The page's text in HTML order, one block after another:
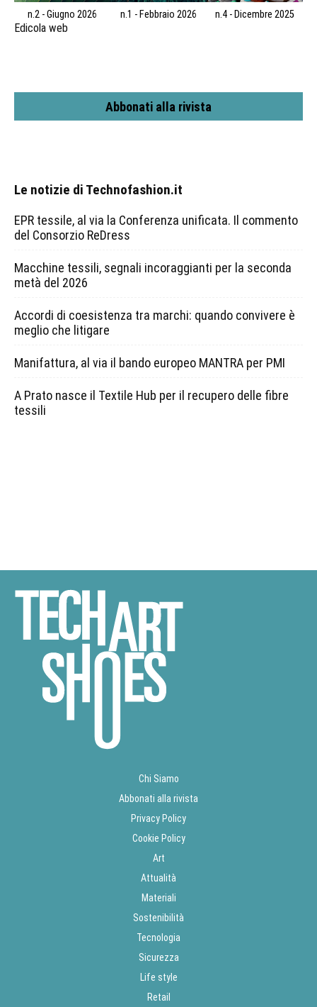
n.2 - Giugno 2026 n.1 - Febbraio 2026 n.4 - Dicembre 2025
Edicola web
Abbonati alla rivista
Le notizie di Technofashion.it
EPR tessile, al via la Conferenza unificata. Il commento
del Consorzio ReDress
Macchine tessili, segnali incoraggianti per la seconda
metà del 2026
Accordi di coesistenza tra marchi: quando convivere è
meglio che litigare
Manifattura, al via il bando europeo MANTRA per PMI
A Prato nasce il Textile Hub per il recupero delle fibre
tessili
Chi Siamo
Abbonati alla rivista
Privacy Policy
Cookie Policy
Art
Attualità
Materiali
Sostenibilità
Tecnologia
Sicurezza
Life style
Retail